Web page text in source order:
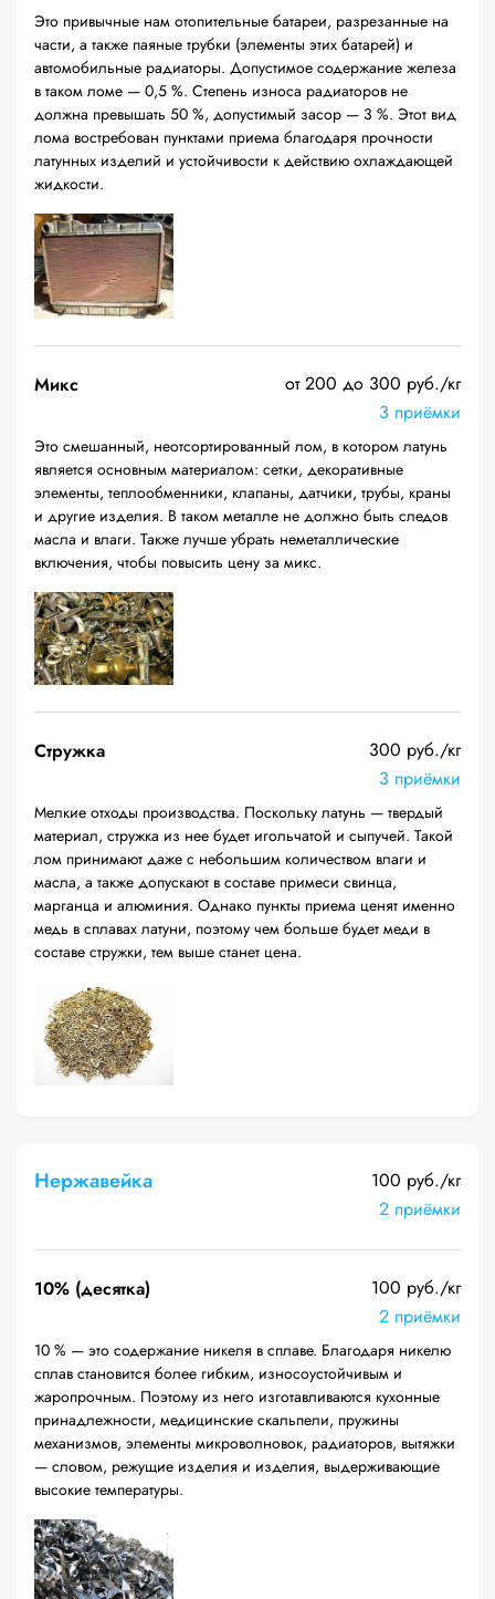
Это привычные нам отопительные батареи, разрезанные на
части, а также паяные трубки (элементы этих батарей) и
автомобильные радиаторы. Допустимое содержание железа
в таком ломе — 0,5 %. Степень износа радиаторов не
должна превышать 50 %, допустимый засор — 3 %. Этот вид
лома востребован пунктами приема благодаря прочности
латунных изделий и устойчивости к действию охлаждающей
жидкости.
Микс
от 200 до 300 руб./кг
3 приёмки
Это смешанный, неотсортированный лом, в котором латунь
является основным материалом: сетки, декоративные
элементы, теплообменники, клапаны, датчики, трубы, краны
и другие изделия. В таком металле не должно быть следов
масла и влаги. Также лучше убрать неметаллические
включения, чтобы повысить цену за микс.
Стружка
300 руб./кг
3 приёмки
Мелкие отходы производства. Поскольку латунь — твердый
материал, стружка из нее будет игольчатой и сыпучей. Такой
лом принимают даже с небольшим количеством влаги и
масла, а также допускают в составе примеси свинца,
марганца и алюминия. Однако пункты приема ценят именно
медь в сплавах латуни, поэтому чем больше будет меди в
составе стружки, тем выше станет цена.
Нержавейка
100 руб./кг
2 приёмки
10% (десятка)
100 руб./кг
2 приёмки
10 % — это содержание никеля в сплаве. Благодаря никелю
сплав становится более гибким, износоустойчивым и
жаропрочным. Поэтому из него изготавливаются кухонные
принадлежности, медицинские скальпели, пружины
механизмов, элементы микроволновок, радиаторов, вытяжки
— словом, режущие изделия и изделия, выдерживающие
высокие температуры.